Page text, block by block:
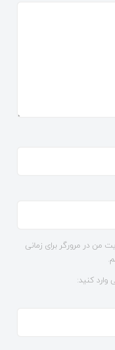
من در مرورگر برای زمانی
وارد کنید: